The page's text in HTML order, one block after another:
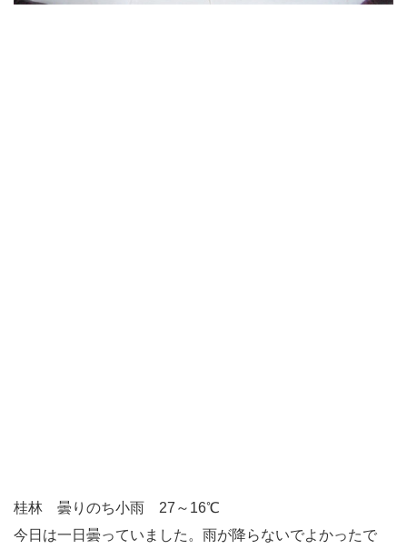
桂林 曇りのち小雨 27～16℃
今日は一日曇っていました。雨が降らないでよかったで